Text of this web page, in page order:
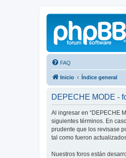
FAQ
Inicio Índice general
DEPECHE MODE -
Al ingresar en “DEPECHE
siguientes términos. En
prudente que los revisase
tal como fueron
Nuestros foros están